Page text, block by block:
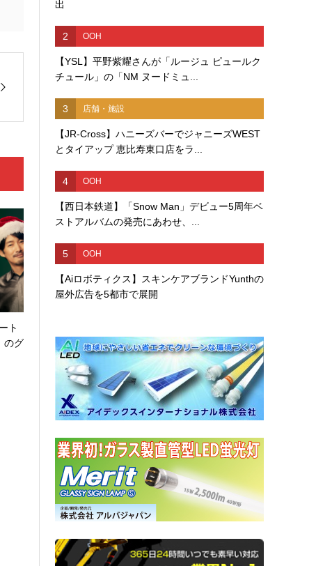
ト
のグ
出
2 OOH
【YSL】平野紫耀さんが「ルージュ ピュールク
チュール」の「NM ヌードミュ...
3 店舗・施設
【JR-Cross】ハニーズバーでジャニーズWEST
とタイアップ 恵比寿東口店をラ...
4 OOH
【西日本鉄道】「Snow Man」デビュー5周年ベ
ストアルバムの発売にあわせ、...
5 OOH
【Aiロボティクス】スキンケアブランドYunthの
屋外広告を5都市で展開